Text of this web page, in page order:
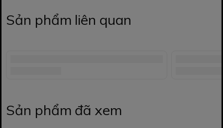
Sản phẩm liên quan
Sản phẩm đã xem